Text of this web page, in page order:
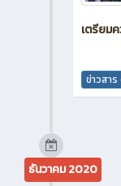
เตรียม
ข่าวสาร
ธันวาคม 2020